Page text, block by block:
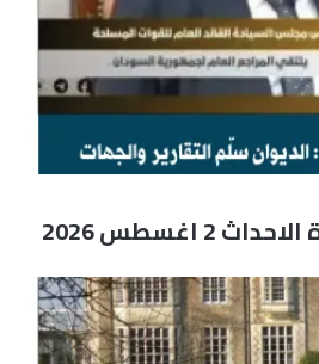
اغسطس 2026